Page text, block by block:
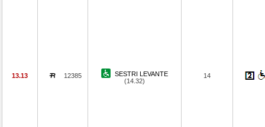
13.13 12385
SESTRI LEVANTE
(14.32)
14